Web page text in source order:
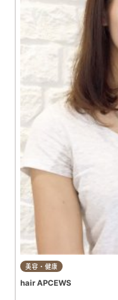
美容・健康
hair APCEWS